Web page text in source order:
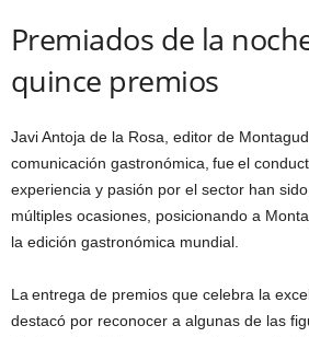
Premiados de la
quince premios
Javi Antoja de la Rosa, editor de
comunicación gastronómica, fue el
experiencia y pasión por el sector han
múltiples ocasiones, posicionando a
la edición gastronómica mundial.
La entrega de premios que celebra la
destacó por reconocer a algunas de las